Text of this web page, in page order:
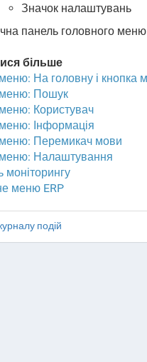
Значок налаштувань
панель головного
більше
На головну і кнопка
Пошук
Користувач
Інформація
Перемикач мови
Налаштування
моніторингу
меню ERP
подій